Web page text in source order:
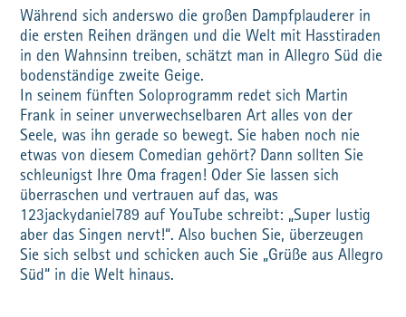
Während sich anderswo die großen Dampfplauderer in
die ersten Reihen drängen und die Welt mit Hasstiraden
in den Wahnsinn treiben, schätzt man in Allegro Süd die
bodenständige zweite Geige.
In seinem fünften Soloprogramm redet sich Martin
Frank in seiner unverwechselbaren Art alles von der
Seele, was ihn gerade so bewegt. Sie haben noch nie
etwas von diesem Comedian gehört? Dann sollten Sie
schleunigst Ihre Oma fragen! Oder Sie lassen sich
überraschen und vertrauen auf das, was
123jackydaniel789 auf YouTube schreibt: „Super lustig
aber das Singen nervt!“. Also buchen Sie, überzeugen
Sie sich selbst und schicken auch Sie „Grüße aus Allegro
Süd“ in die Welt hinaus.